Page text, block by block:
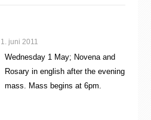
1. juni 2011
Wednesday 1 May; Novena and
Rosary in english after the evening
mass. Mass begins at 6pm.